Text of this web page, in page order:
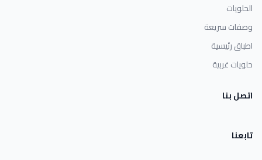
الحلويات
وصفات سريعة
اطباق رئيسية
حلويات غربية
اتصل بنا
تابعنا